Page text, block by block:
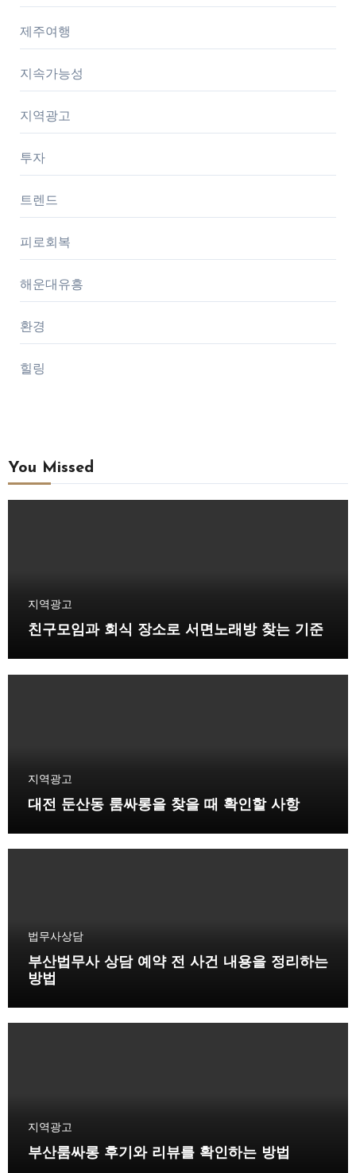
제주여행
지속가능성
지역광고
투자
트렌드
피로회복
해운대유흥
환경
힐링
You Missed
지역광고
친구모임과 회식 장소로 서면노래방 찾는 기준
지역광고
대전 둔산동 룸싸롱을 찾을 때 확인할 사항
법무사상담
부산법무사 상담 예약 전 사건 내용을 정리하는
방법
지역광고
부산룸싸롱 후기와 리뷰를 확인하는 방법